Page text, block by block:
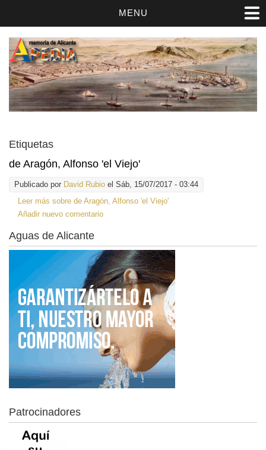
MENU
Etiquetas
de Aragón, Alfonso 'el Viejo'
Publicado por David Rubio el Sáb, 15/07/2017 - 03:44
Leer más sobre de Aragón, Alfonso 'el Viejo'
Añadir nuevo comentario
Aguas de Alicante
Patrocinadores